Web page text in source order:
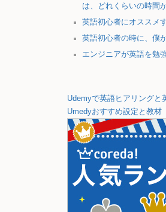
は、どれくらいの時間
英語初心者にオススメ
英語初心者の時に、僕
エンジニアが英語を勉
Udemyで英語ヒアリングと
Umedyおすすめ設定と教材